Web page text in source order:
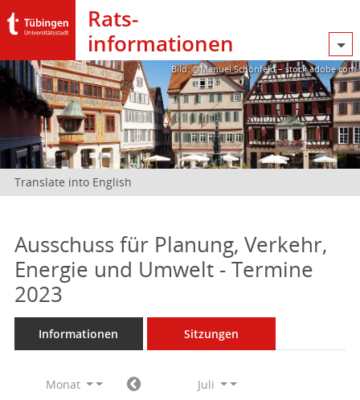
Rats­
informationen
Bild: @Manuel Schönfeld – stock.adobe.com
Translate into English
Ausschuss für Planung, Verkehr,
Energie und Umwelt - Termine
2023
Informationen Sitzungen
Monat
Juli